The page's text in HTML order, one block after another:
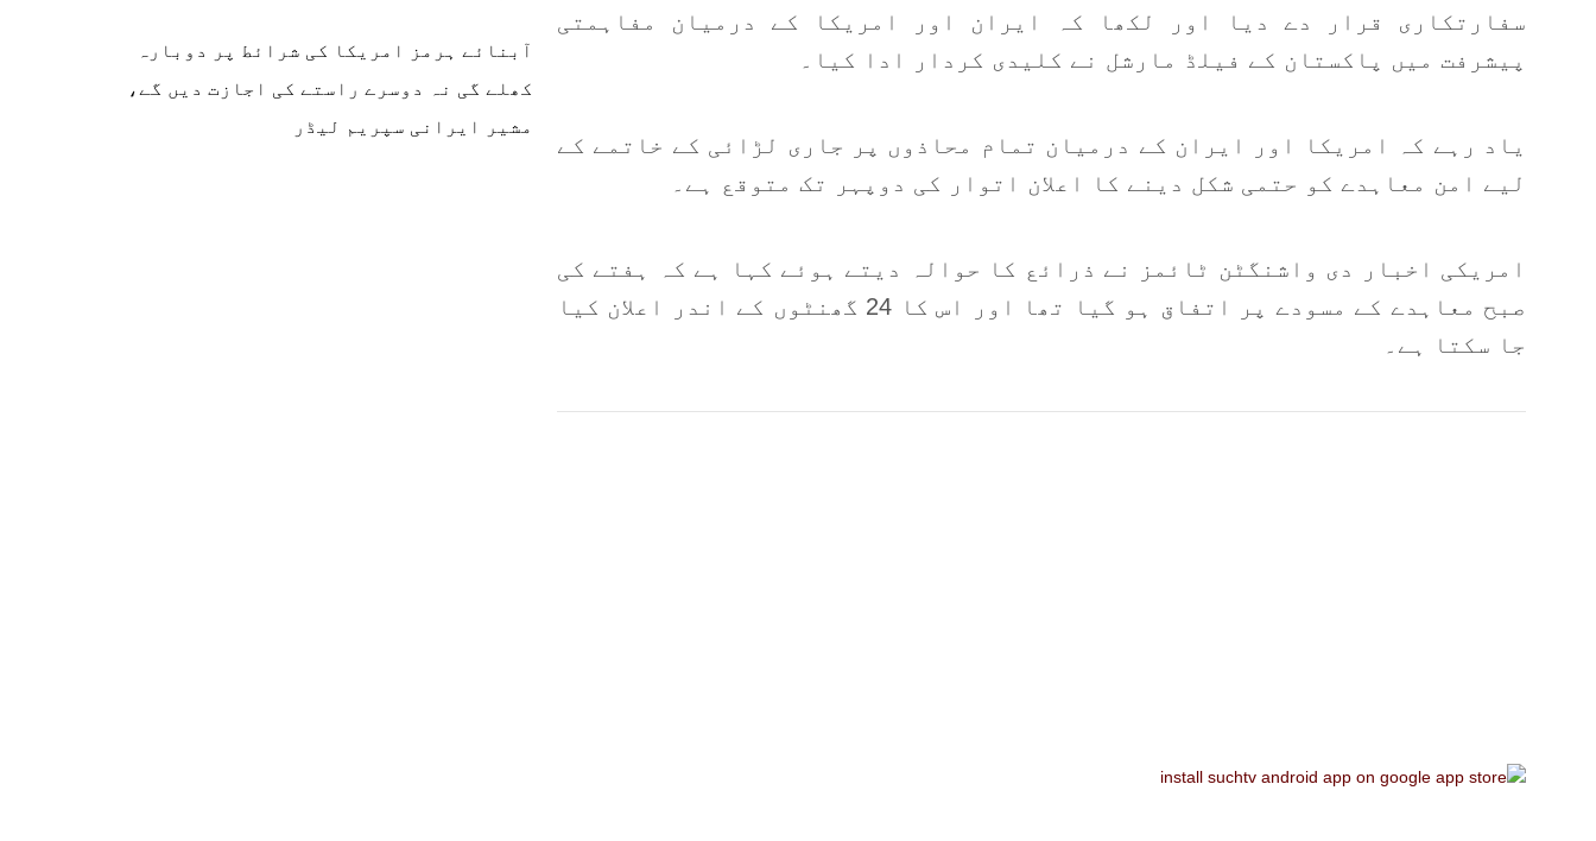
سفارتکاری قرار دے دیا اور لکھا کہ ایران اور امریکا کے درمیان مفاہمتی
پیشرفت میں پاکستان کے فیلڈ مارشل نے کلیدی کردار ادا کیا۔
یاد رہے کہ امریکا اور ایران کے درمیان تمام محاذوں پر جاری لڑائی کے خاتمے کے
لیے امن معاہدے کو حتمی شکل دینے کا اعلان اتوار کی دوپہر تک متوقع ہے۔
امریکی اخبار دی واشنگٹن ٹائمز نے ذرائع کا حوالہ دیتے ہوئے کہا ہے کہ ہفتے کی
صبح معاہدے کے مسودے پر اتفاق ہو گیا تھا اور اس کا 24 گھنٹوں کے اندر اعلان کیا
جا سکتا ہے۔
آبنائے ہرمز امریکا کی شرائط پر دوبارہ
کھلے گی نہ دوسرے راستے کی اجازت دیں گے،
مشیر ایرانی سپریم لیڈر